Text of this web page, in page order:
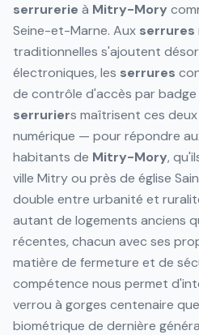
serrurerie à Mitry-Mory
Seine-et-Marne. Aux serrures
traditionnelles s'ajoutent
électroniques, les serrures
de contrôle d'accès par
serruriers maîtrisent ces
numérique — pour répondre
habitants de Mitry-Mory,
ville Mitry ou près de église
double entre urbanité et
autant de logements anciens
récentes, chacun avec ses
matière de fermeture et de
compétence nous permet
verrou à gorges centenaire
biométrique de dernière